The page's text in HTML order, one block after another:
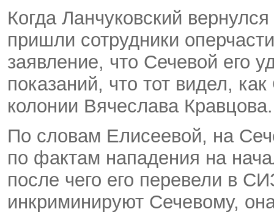
Когда Ланчуковский
пришли сотрудники
заявление, что Сечевой его
показаний, что тот видел,
колонии Вячеслава Кравцова.
По словам Елисеевой, на
по фактам нападения на
после чего его перевели в
инкриминируют Сечевому,